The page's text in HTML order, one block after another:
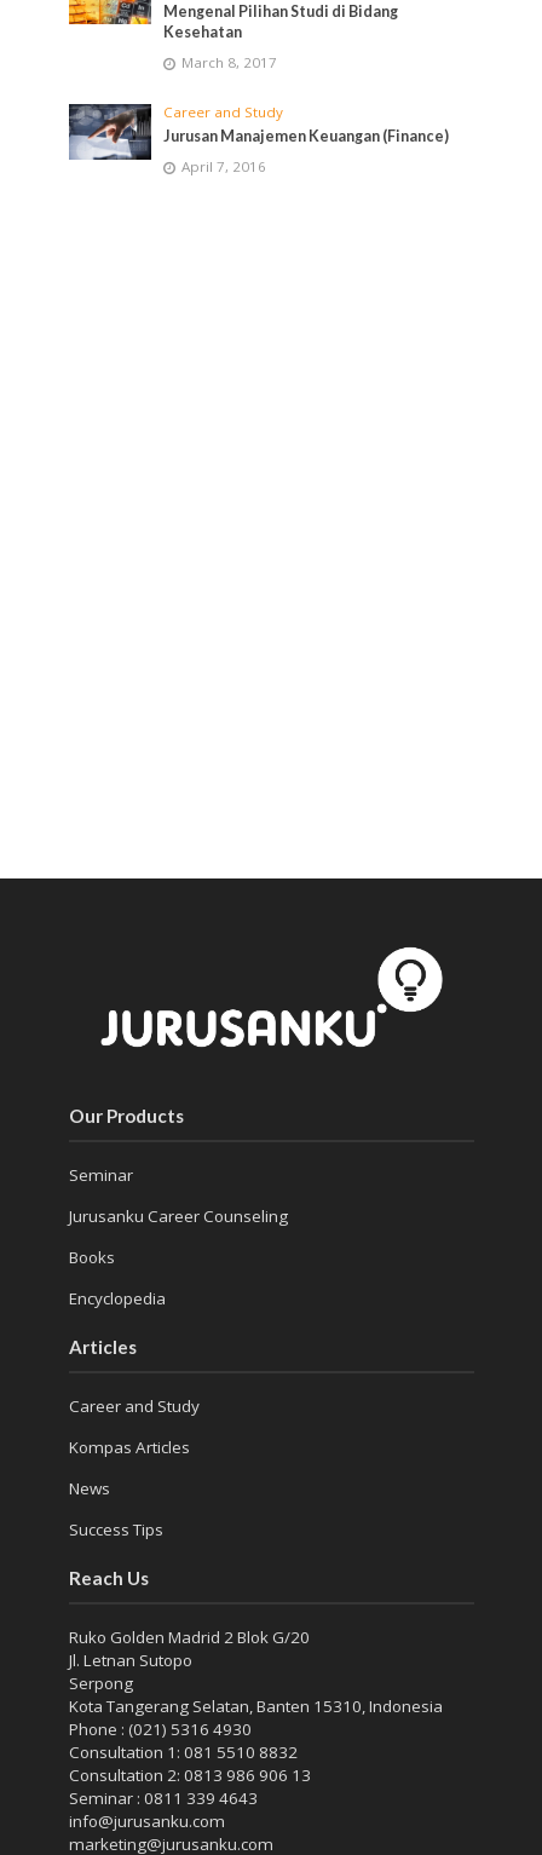
Mengenal Pilihan Studi di Bidang
Kesehatan
March 8, 2017
Career and Study
Jurusan Manajemen Keuangan (Finance)
April 7, 2016
Our Products
Seminar
Jurusanku Career Counseling
Books
Encyclopedia
Articles
Career and Study
Kompas Articles
News
Success Tips
Reach Us
Ruko Golden Madrid 2 Blok G/20
Jl. Letnan Sutopo
Serpong
Kota Tangerang Selatan, Banten 15310, Indonesia
Phone : (021) 5316 4930
Consultation 1: 081 5510 8832
Consultation 2: 0813 986 906 13
Seminar : 0811 339 4643
info@jurusanku.com
marketing@jurusanku.com